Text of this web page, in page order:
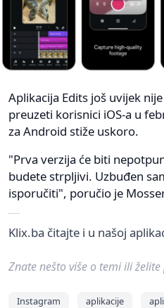
Aplikacija Edits još uvijek
preuzeti korisnici iOS-a u
za Android stiže uskoro.
"Prva verzija će biti
budete strpljivi. Uzbuđen
isporučiti", poručio je
Klix.ba čitajte i u našoj
Znate nešto više o temi ili
Instagram aplikacije